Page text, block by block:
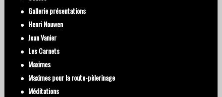
Gallerie présentations
Henri Nouwen
Jean Vanier
Les Carnets
Maximes
Maximes pour la route-pèlerinage
Méditations